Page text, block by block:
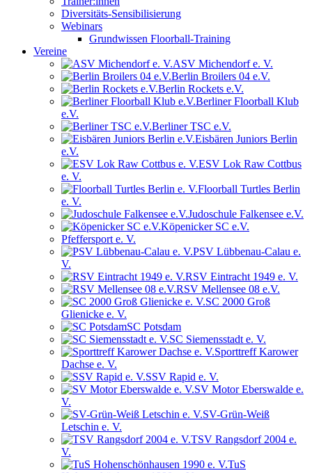
Diversitäts-Sensibilisierung
Webinars
Grundwissen Floorball-Training
Vereine
ASV Michendorf e. V.
Berlin Broilers 04 e.V.
Berlin Rockets e.V.
Berliner Floorball Klub
e.V.
Berliner TSC e.V.
Eisbären Juniors Berlin
e.V.
ESV Lok Raw Cottbus
e. V.
Floorball Turtles Berlin
e. V.
Judoschule Falkensee e.V.
Köpenicker SC e.V.
Pfeffersport e. V.
PSV Lübbenau-Calau e.
V.
RSV Eintracht 1949 e. V.
RSV Mellensee 08 e.V.
SC 2000 Groß
Glienicke e. V.
SC Potsdam
SC Siemensstadt e. V.
Sporttreff Karower
Dachse e. V.
SSV Rapid e. V.
SV Motor Eberswalde e.
V.
SV-Grün-Weiß
Letschin e. V.
TSV Rangsdorf 2004 e.
V.
TuS